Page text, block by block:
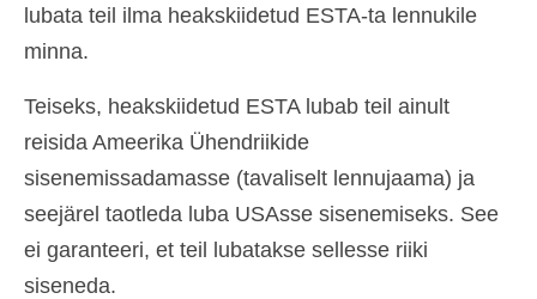
日本語(Japanese)
Norsk bokmål (Norwegian Bokmål)
Polski )
Português(Portuguese, Portugal)
Slovenčina(Slovak)
lubata teil ilma heakskiidetud ESTA-ta lennukile
minna.
Teiseks, heakskiidetud ESTA lubab teil ainult
reisida Ameerika Ühendriikide
sisenemissadamasse (tavaliselt lennujaama) ja
seejärel taotleda luba USAsse sisenemiseks. See
ei garanteeri, et teil lubatakse sellesse riiki
siseneda.